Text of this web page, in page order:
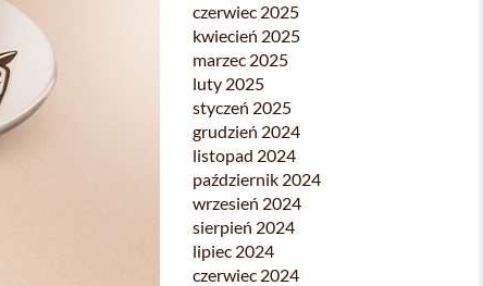
czerwiec 2025
kwiecień 2025
marzec 2025
luty 2025
styczeń 2025
grudzień 2024
listopad 2024
październik 2024
wrzesień 2024
sierpień 2024
lipiec 2024
czerwiec 2024